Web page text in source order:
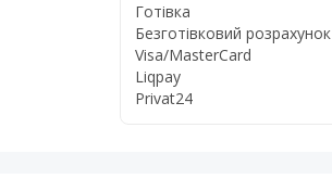
Готівка
Безготівковий розрахунок
Visa/MasterCard
Liqpay
Privat24